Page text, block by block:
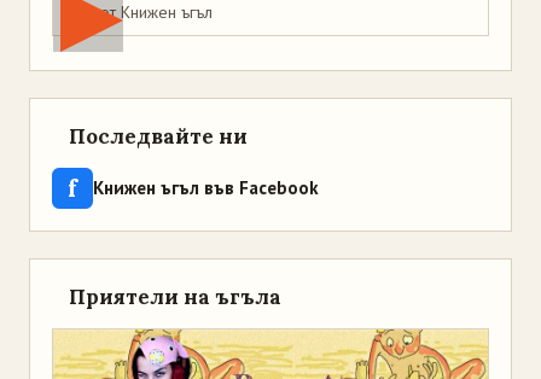
Мая от Книжен ъгъл
Последвайте ни
f Книжен ъгъл във Facebook
Приятели на ъгъла